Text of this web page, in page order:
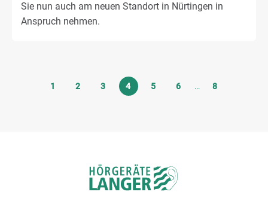
Sie nun auch am neuen Standort in Nürtingen in
Anspruch nehmen.
1 2 3 4 5 6 … 8